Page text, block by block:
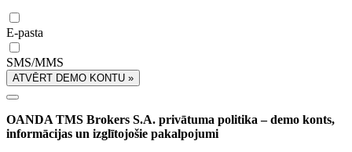
E-pasta
SMS/MMS
ATVĒRT DEMO KONTU »
OANDA TMS Brokers S.A. privātuma politika – demo konts,
informācijas un izglītojošie pakalpojumi